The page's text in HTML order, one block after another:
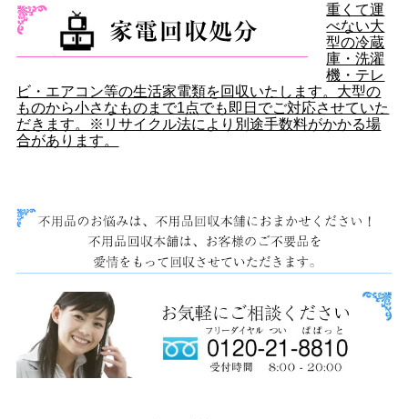
重くて運
べない大
型の冷蔵
庫・洗濯
機・テレ
ビ・エアコン等の生活家電類を回収いたします。大型の
ものから小さなものまで1点でも即日でご対応させていた
だきます。※リサイクル法により別途手数料がかかる場
合があります。